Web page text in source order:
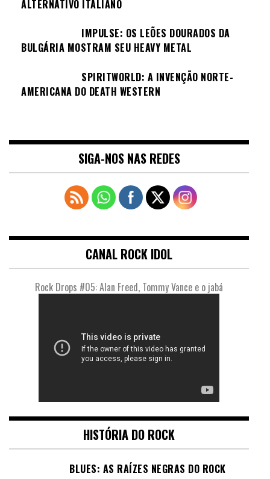
ALTERNATIVO ITALIANO
IMPULSE: OS LEÕES DOURADOS DA
BULGÁRIA MOSTRAM SEU HEAVY METAL
SPIRITWORLD: A INVENÇÃO NORTE-
AMERICANA DO DEATH WESTERN
SIGA-NOS NAS REDES
CANAL ROCK IDOL
Rock Drops #05: Alan Freed, Tommy Vance e o jabá
HISTÓRIA DO ROCK
BLUES: AS RAÍZES NEGRAS DO ROCK